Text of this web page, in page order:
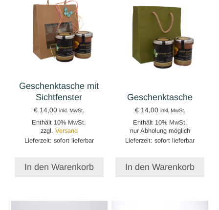
Geschenktasche mit
Sichtfenster
€ 14,00 inkl. MwSt.
Enthält 10% MwSt.
zzgl. Versand
Lieferzeit: sofort lieferbar
In den Warenkorb
Geschenktasche
€14,00 inkl. MwSt.
Enthält 10% MwSt.
nur Abholung möglich
Lieferzeit: sofort lieferbar
In den Warenkorb